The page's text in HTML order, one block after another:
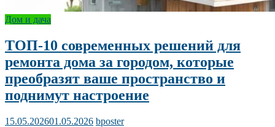
Дом и дача
ТОП-10 современных решений для
ремонта дома за городом, которые
преобразят ваше пространство и
поднимут настроение
15.05.202601.05.2026 bposter